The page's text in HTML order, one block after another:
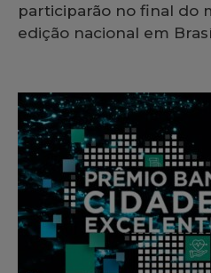
participarão no final do
edição nacional em